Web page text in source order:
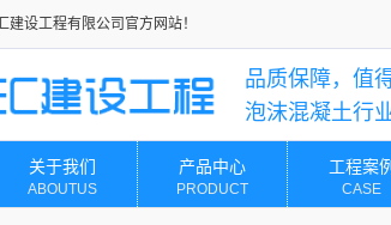
设工程有限公司官方网站！
品质保障，值
泡沫混凝土行
关于我们
ABOUTUS
产品中心
PRODUCT
工程案例
CASE